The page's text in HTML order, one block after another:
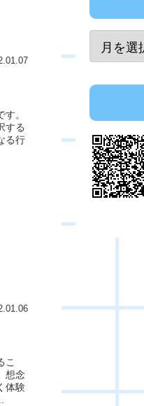
。
する
る行
こ
想念
体験